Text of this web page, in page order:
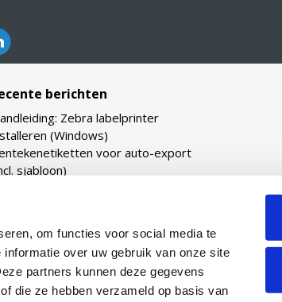
om functies voor social media te
over uw gebruik van onze site
partners kunnen deze gegevens
die ze hebben verzameld op basis van
berichten
Zebra labelprinter
(Windows)
voor auto-export
sjabloon)
linten heb ik nodig voor mijn
uitgelegd: van permanent
removable